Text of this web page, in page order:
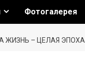
Фотогалерея
ЖИЗНЬ – ЦЕЛАЯ ЭПОХА